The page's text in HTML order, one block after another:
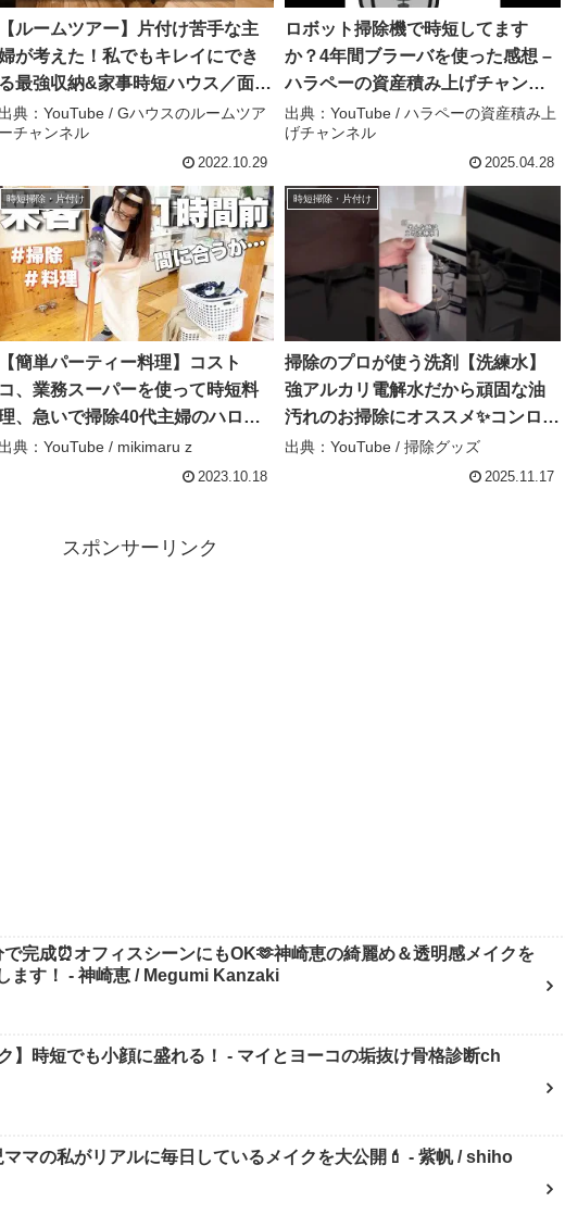
【ルームツアー】片付け苦手な主
が考えた！私でもキレイにでき
る最強収納&家事時短ハウス／面倒
臭がり屋歓喜！家事ラクでも非日
常を実現する最高の間取りの注文
住宅／夢のランドリー&ファミクロ
洗濯に悩まない – Gハウスのルー
ムツアーチャンネル
出典：YouTube / Gハウスのルームツア
ーチャンネル
2022.10.29
ロボット掃除機で時短してます
か？4年間ブラーバを使った感想 –
ハラペーの資産積み上げチャンネ
ル
出典：YouTube / ハラペーの資産積み上
げチャンネル
2025.04.28
時短掃除・片付け
【簡単パーティー料理】コスト
コ、業務スーパーを使って時短料
、急いで掃除40代主婦のハロウ
ィン – mikimaru z
出典：YouTube / mikimaru z
2023.10.18
時短掃除・片付け
掃除のプロが使う洗剤【洗練水】
強アルカリ電解水だから頑固な油
汚れのお掃除にオススメ✨コンロや
換気扇、家電の油汚れに使える
よ！拭きあとが残らず2度拭きも必
出典：YouTube / 掃除グッズ
2025.11.17
スポンサーリンク
で完成⏰オフィスシーンにもOK🫶神崎恵の綺麗め＆透明感メイクを
ます！ - 神崎恵 / Megumi Kanzaki
】時短でも小顔に盛れる！ - マイとヨーコの垢抜け骨格診断ch
マの私がリアルに毎日しているメイクを大公開💄 - 紫帆 / shiho